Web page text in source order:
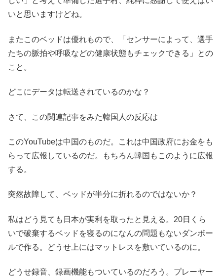
いと思いますけどね。
またこのベッドは優れもので、「センサーによって、選手
たちの脈拍や呼吸などの健康状態もチェックできる」との
こと。
どこにデータは転送されているのかな？
さて、この関連記事をみた韓国人の反応は
このYouTubeは中国のものだ。これは中国政府にお金をも
らって広報しているのだ。もちろん韓国もこのように広報
する。
突然故障して、ベッドが半分に折れるのではないか？
私はどう見ても日本が実利を取ったと見える。20日くら
いで破棄するベッドを寝るのになんの問題もないダンボー
ルで作る。どうせ上にはマットレスを敷いているのに。
どうせ録音、録画機能もついているのだろう。プレーヤー